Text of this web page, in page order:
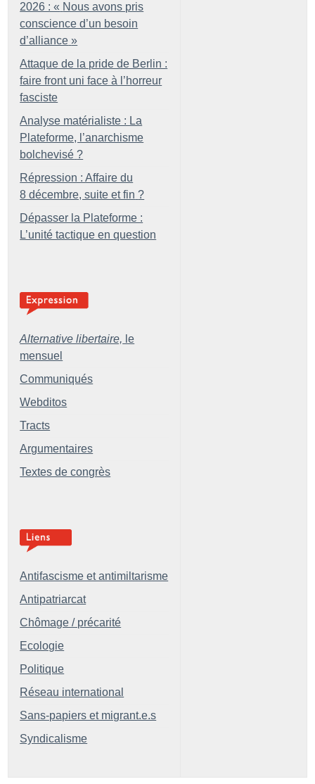
2026 : « Nous avons pris
conscience d’un besoin
d’alliance »
Attaque de la pride de Berlin :
faire front uni face à l’horreur
fasciste
Analyse matérialiste : La
Plateforme, l’anarchisme
bolchevisé ?
Répression : Affaire du
8 décembre, suite et fin ?
Dépasser la Plateforme :
L’unité tactique en question
Alternative libertaire, le
mensuel
Communiqués
Webditos
Tracts
Argumentaires
Textes de congrès
Antifascisme et antimiltarisme
Antipatriarcat
Chômage / précarité
Ecologie
Politique
Réseau international
Sans-papiers et migrant.e.s
Syndicalisme